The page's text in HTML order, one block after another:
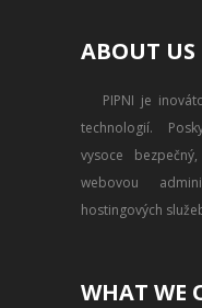
ABOUT US
PIPNI je
technologií.
vysoce
webovou
hostingových
WHAT WE